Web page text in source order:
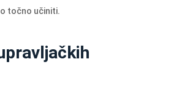
točno učiniti.